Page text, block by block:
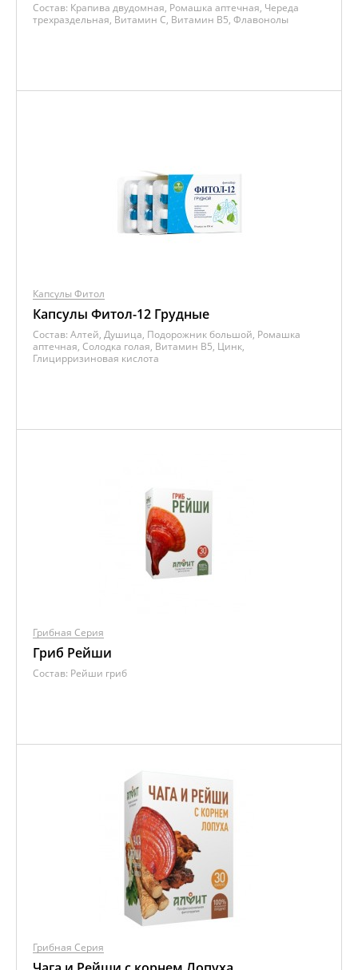
Состав: Крапива двудомная, Ромашка аптечная, Череда
трехраздельная, Витамин C, Витамин B5, Флавонолы
Капсулы Фитол
Капсулы Фитол-12 Грудные
Состав: Алтей, Душица, Подорожник большой, Ромашка
аптечная, Солодка голая, Витамин B5, Цинк,
Глицирризиновая кислота
Грибная Серия
Гриб Рейши
Состав: Рейши гриб
Грибная Серия